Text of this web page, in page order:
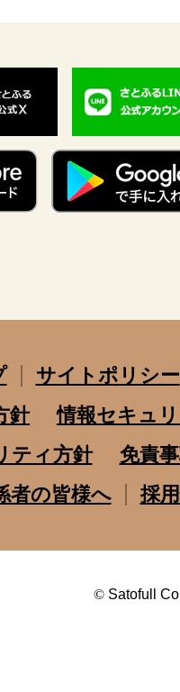
サイトポリシー
針
情報セキュ
ティ方針
免責
者の皆様へ
採
© Satofull